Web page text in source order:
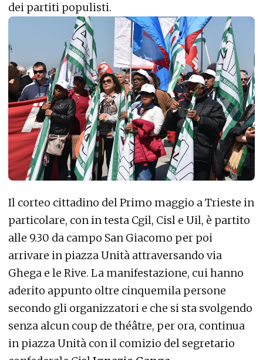
dei partiti populisti.
Il corteo cittadino del Primo maggio a Trieste in
particolare, con in testa Cgil, Cisl e Uil, è partito
alle 9.30 da campo San Giacomo per poi
arrivare in piazza Unità attraversando via
Ghega e le Rive. La manifestazione, cui hanno
aderito appunto oltre cinquemila persone
secondo gli organizzatori e che si sta svolgendo
senza alcun coup de théâtre, per ora, continua
in piazza Unità con il comizio del segretario